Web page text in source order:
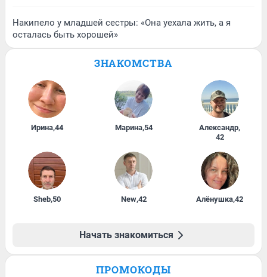
Накипело у младшей сестры: «Она уехала жить, а я
осталась быть хорошей»
ЗНАКОМСТВА
Ирина,44 Марина,54 Александр,
42
Sheb,50 New,42 Алёнушка,42
Начать знакомиться
ПРОМОКОДЫ